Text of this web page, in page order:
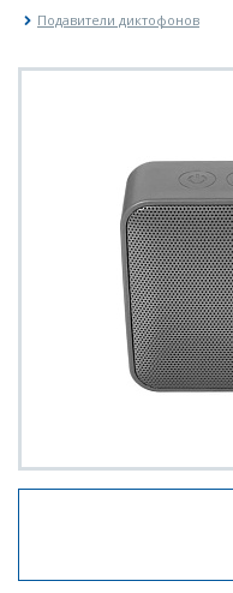
Подавители диктофонов